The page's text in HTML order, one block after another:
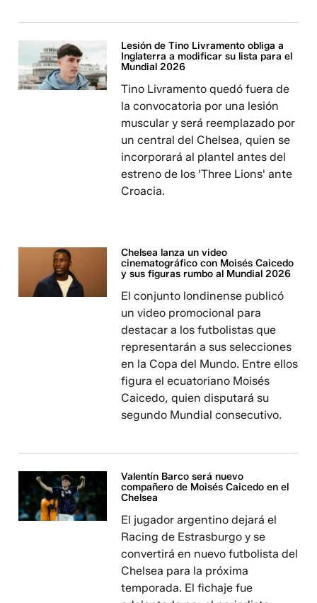
Lesión de Tino Livramento obliga a
Inglaterra a modificar su lista para el
Mundial 2026
Tino Livramento quedó fuera de
la convocatoria por una lesión
muscular y será reemplazado por
un central del Chelsea, quien se
incorporará al plantel antes del
estreno de los 'Three Lions' ante
Croacia.
Chelsea lanza un video
cinematográfico con Moisés Caicedo
y sus figuras rumbo al Mundial 2026
El conjunto londinense publicó
un video promocional para
destacar a los futbolistas que
representarán a sus selecciones
en la Copa del Mundo. Entre ellos
figura el ecuatoriano Moisés
Caicedo, quien disputará su
segundo Mundial consecutivo.
Valentín Barco será nuevo
compañero de Moisés Caicedo en el
Chelsea
El jugador argentino dejará el
Racing de Estrasburgo y se
convertirá en nuevo futbolista del
Chelsea para la próxima
temporada. El fichaje fue